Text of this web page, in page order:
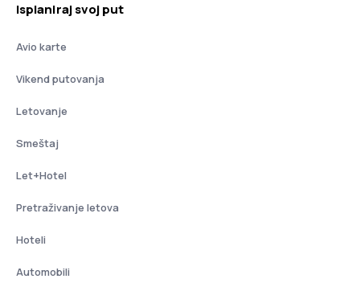
Isplaniraj svoj put
Avio karte
Vikend putovanja
Letovanje
Smeštaj
Let+Hotel
Pretraživanje letova
Hoteli
Automobili